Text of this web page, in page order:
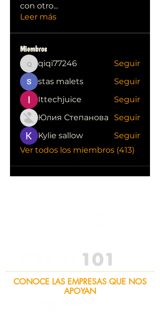
con otro...
Leer más
Miembros
qiqi77246
qiqi77246
Seguir
stas malets
Seguir
Ittechjuice
Seguir
Юлия Степанова
Seguir
Kylie sallow
Seguir
Ver todos los miembros (413)
CONOCE LAS EMPRESAS QUE NOS
APOYAN